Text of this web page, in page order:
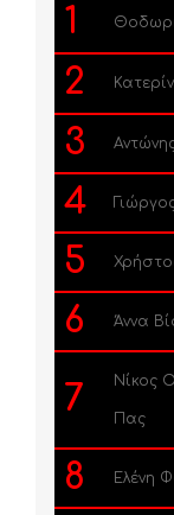
1
2
3
4
5
6 Άννα
7 Νίκος
Πας
8 Ελένη